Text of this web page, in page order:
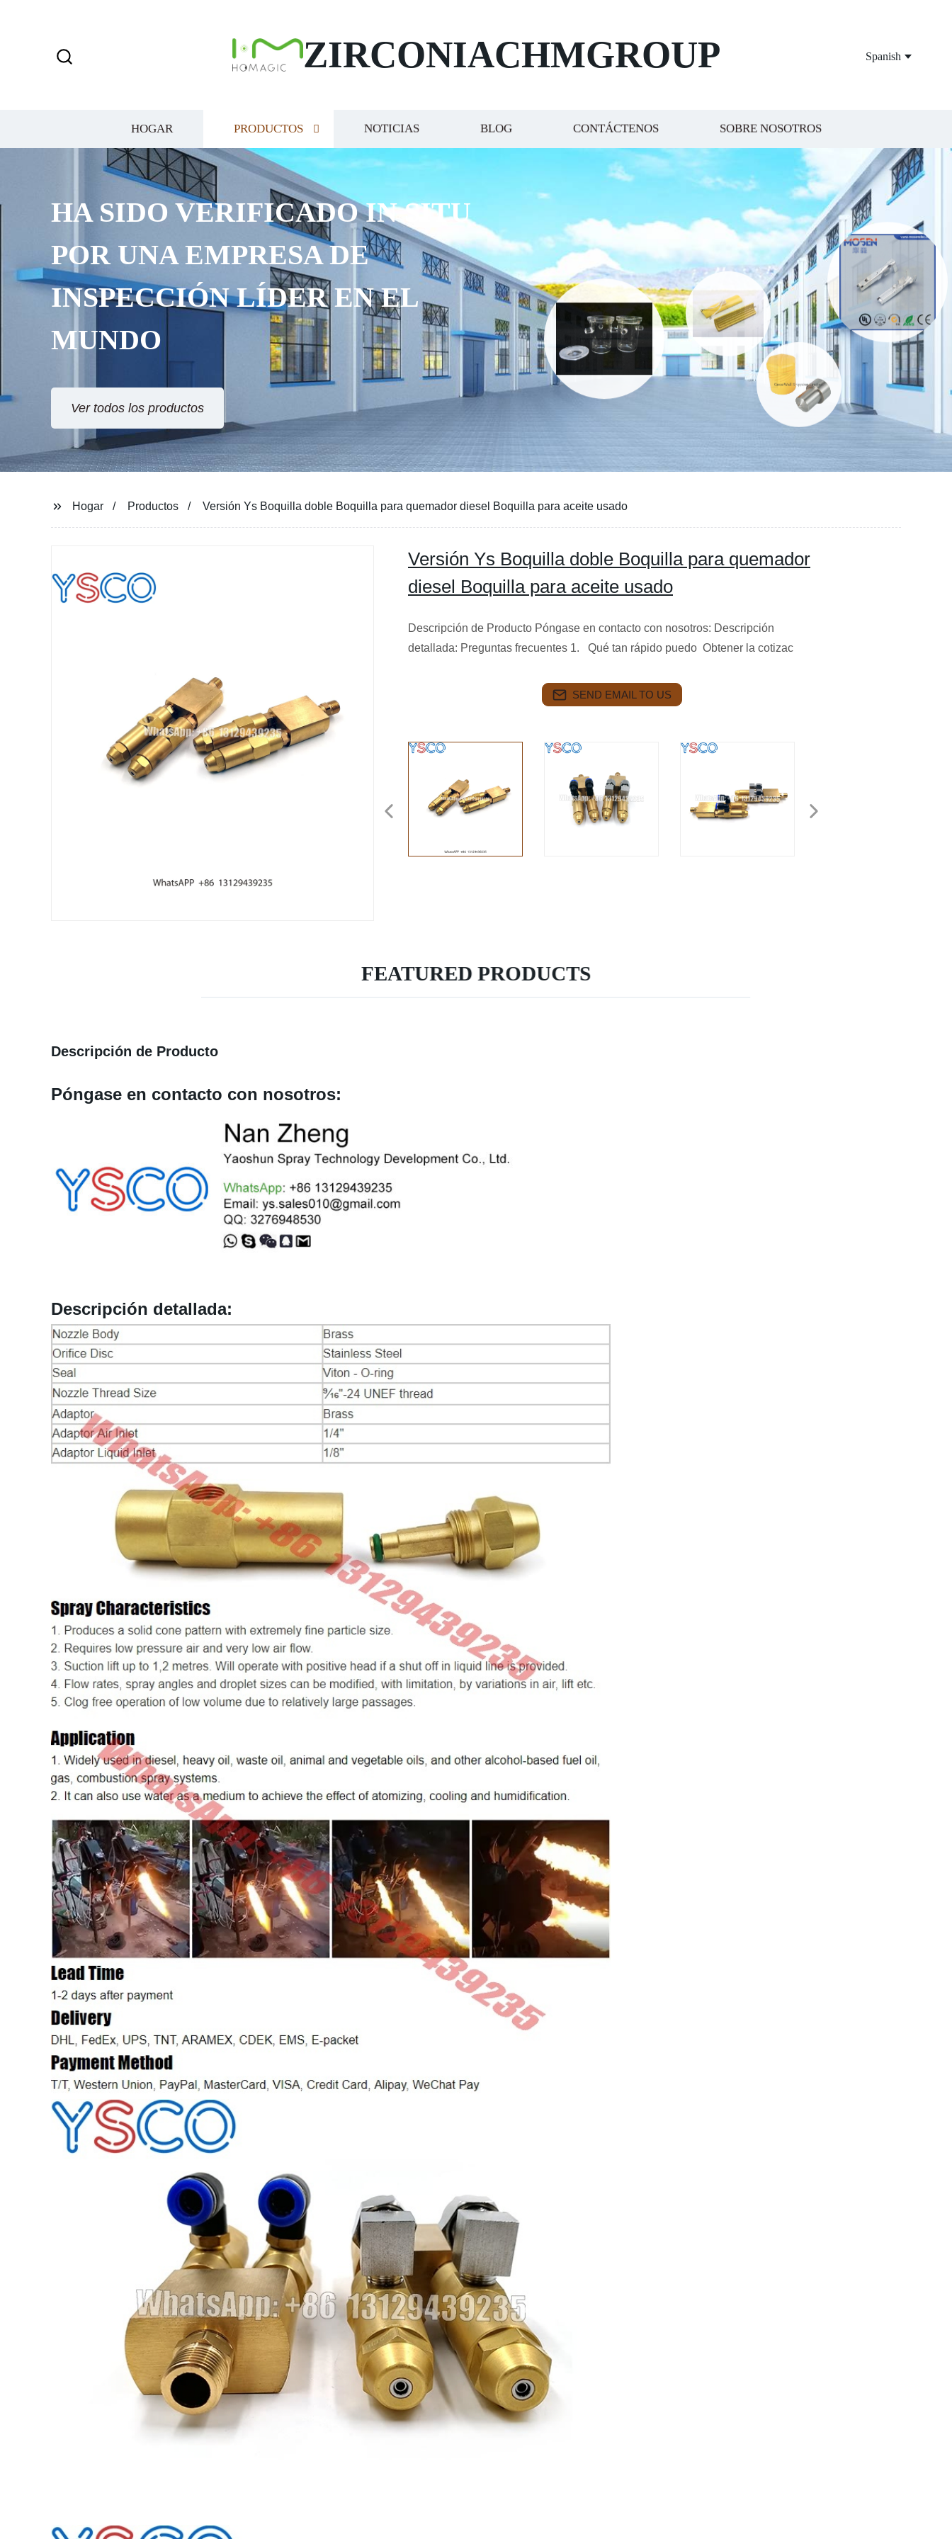
ZIRCONIACHMGROUP Spanish
HOGAR PRODUCTOS NOTICIAS BLOG CONTÁCTENOS SOBRE NOSOTROS
HA SIDO VERIFICADO IN SITU
POR UNA EMPRESA DE
INSPECCIÓN LÍDER EN EL
MUNDO
Ver todos los productos
Hogar Productos Versión Ys Boquilla doble Boquilla para quemador diesel Boquilla para aceite usado
Versión Ys Boquilla doble Boquilla para quemador
diesel Boquilla para aceite usado
Descripción de Producto Póngase en contacto con nosotros: Descripción
detallada: Preguntas frecuentes 1. Qué tan rápido puedo Obtener la cotizac
SEND EMAIL TO US
FEATURED PRODUCTS
Descripción de Producto
Póngase en contacto con nosotros:
Descripción detallada: